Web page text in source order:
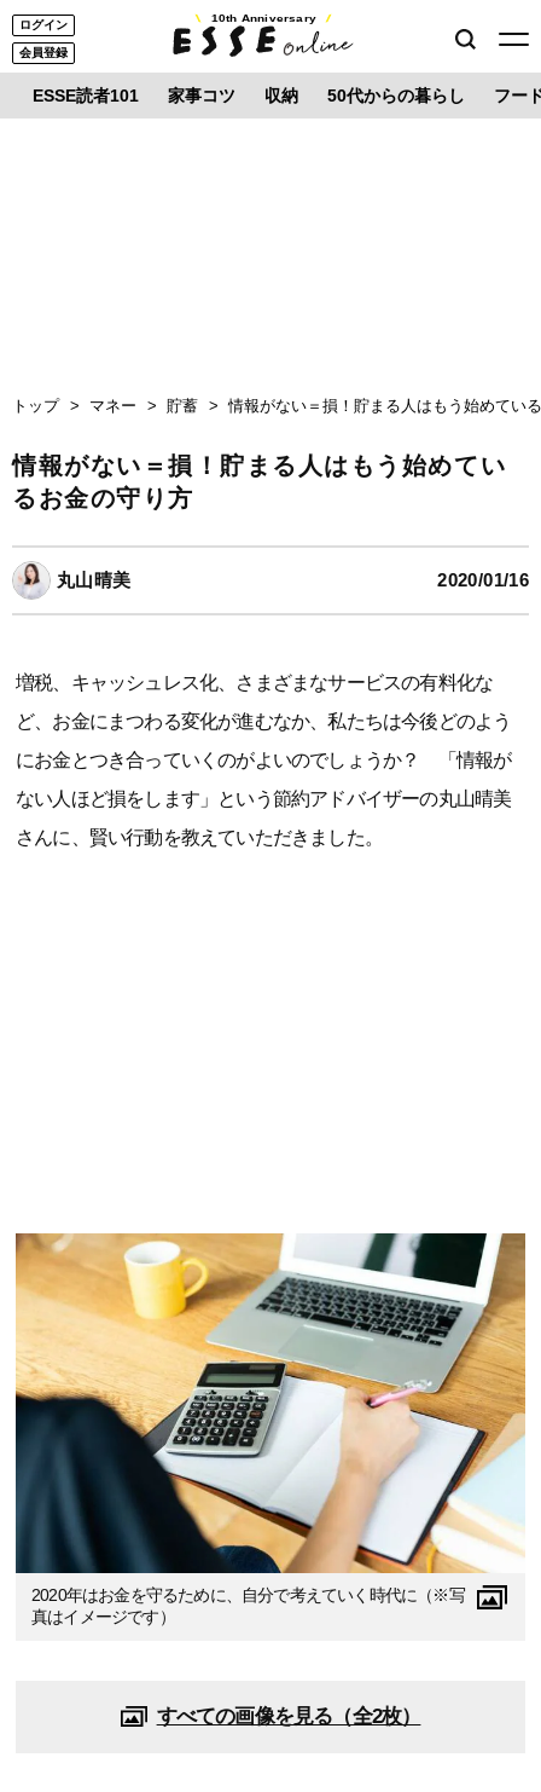
ログイン
会員登録
10th Anniversary
ESSE読者101 家事コツ 収納 50代からの暮らし フー
トップ マネー 貯蓄 情報がない＝損！貯まる人はもう始めてい
情報がない＝損！貯まる人はもう始めてい
るお金の守り方
丸山晴美 2020/01/16
増税、キャッシュレス化、さまざまなサービスの有料化な
ど、お金にまつわる変化が進むなか、私たちは今後どのよう
にお金とつき合っていくのがよいのでしょうか？ 「情報が
ない人ほど損をします」という節約アドバイザーの丸山晴美
さんに、賢い行動を教えていただきました。
2020年はお金を守るために、自分で考えていく時代に（※写
真はイメージです）
すべての画像を見る（全2枚）